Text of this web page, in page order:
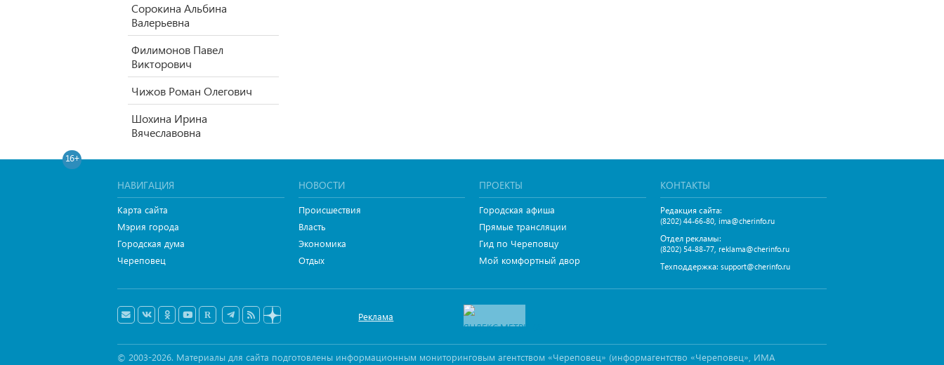
Сорокина Альбина
Валерьевна
Филимонов Павел
Викторович
Чижов Роман Олегович
Шохина Ирина
Вячеславовна
16+
НАВИГАЦИЯ
Карта сайта
Мэрия города
Городская дума
Череповец
НОВОСТИ
Происшествия
Власть
Экономика
Отдых
ПРОЕКТЫ
Городская афиша
Прямые трансляции
Гид по Череповцу
Мой комфортный двор
КОНТАКТЫ
Редакция сайта:
(8202) 44-66-80, ima@cherinfo.ru
Отдел рекламы:
(8202) 54-88-77, reklama@cherinfo.ru
Техподдержка: support@cherinfo.ru
Реклама
© 2003-2026. Материалы для сайта подготовлены информационным мониторинговым агентством «Череповец» (информагентство «Череповец», ИМА